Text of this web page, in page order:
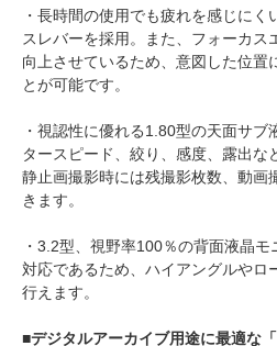
・長時間の使用でも疲れを感じに
スレバーを採用。また、フォーカス
向上させているため、意図した位置
とが可能です。
・視認性に優れる1.80型の天面サブ
タースピード、絞り、感度、露出な
静止画撮影時には残撮影枚数、動画
きます。
・3.2型、視野率100％の背面液晶
対応であるため、ハイアングルやロ
行えます。
■デジタルアーカイブ用途に最適な